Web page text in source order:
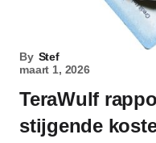
By Stef
maart 1, 2026
TeraWulf
stijgende